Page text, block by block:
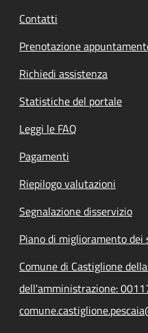
Contatti
Prenotazione
Richiedi assistenza
Statistiche del portale
Leggi le FAQ
Pagamenti
Riepilogo valutazioni
Segnalazione disservizio
Piano di miglioramento dei
Comune di Castiglione
dell'amministrazione: